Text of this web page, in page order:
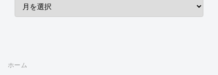
ホーム